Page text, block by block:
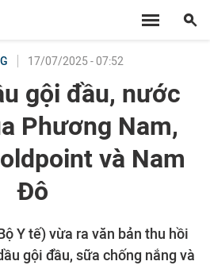
17/07/2025 - 07:52
gội đầu, nước
Phương Nam,
và Nam
Đô
Y tế) vừa ra văn bản thu hồi
gội đầu, sữa chống nắng và